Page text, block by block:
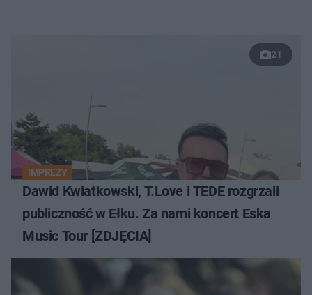
21
IMPREZY
Dawid Kwiatkowski, T.Love i TEDE rozgrzali
publiczność w Ełku. Za nami koncert Eska
Music Tour [ZDJĘCIA]